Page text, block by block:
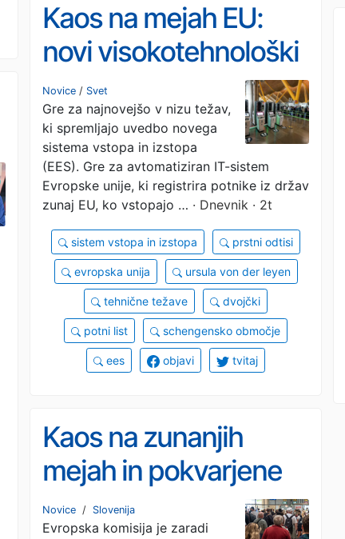
Kaos na mejah EU:
novi visokotehnološki
sistem ima težave z
dvojčki
Novice / Svet
Gre za najnovejšo v nizu težav,
ki spremljajo uvedbo novega
sistema vstopa in izstopa
(EES). Gre za avtomatiziran IT-sistem
Evropske unije, ki registrira potnike iz držav
zunaj EU, ko vstopajo … · Dnevnik · 2t
sistem vstopa in izstopa prstni odtisi
evropska unija ursula von der leyen
tehnične težave dvojčki
potni list schengensko območje
ees objavi tvitaj
Kaos na zunanjih
mejah in pokvarjene
počitnice, Evropska
Novice / Slovenija
Evropska komisija je zaradi